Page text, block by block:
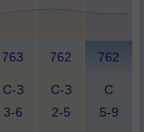
763 762 762
С-З
3-6
С-З
2-5
С
5-9